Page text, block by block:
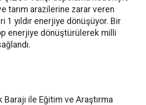
tarım arazilerine zarar veren
1 yıldır enerjiye dönüşüyor. Bir
enerjiye dönüştürülerek milli
Barajı ile Eğitim ve Araştırma